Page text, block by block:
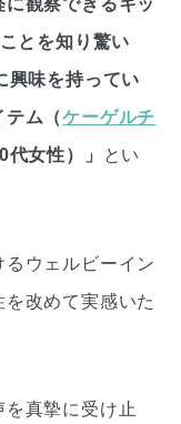
観察できるキッ
とを知り驚い
興味を持ってい
テム（ケーゲルチ
女性）」
とい
ウェルビーイン
改めて実感いた
真摯に受け止